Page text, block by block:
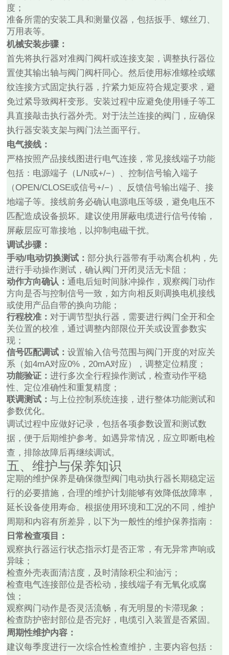
度；
准备所需的安装工具和测量仪器，包括扳手、螺丝刀、
万用表等。
机械安装步骤：
首先将执行器对准阀门阀杆或连接支架，调整执行器位
置使其输出轴与阀门阀杆同心。然后使用标准螺栓或螺
纹连接方式固定执行器，拧紧力矩应符合规定要求，避
免过紧导致阀杆变形。安装过程中应避免使用锤子等工
具直接敲击执行器外壳。对于法兰连接的阀门，应确保
执行器安装支架与阀门法兰面平行。
电气接线：
严格按照产品接线图进行电气连接，常见接线端子功能
包括：电源端子（L/N或+/−）、控制信号输入端子
（OPEN/CLOSE或信号+/−）、反馈信号输出端子、接
地端子等。接线前务必确认电源电压等级，避免电压不
匹配造成设备损坏。建议使用屏蔽电缆进行信号传输，
屏蔽层应可靠接地，以抑制电磁干扰。
调试步骤：
手动/电动切换测试：部分执行器带有手动离合机构，先
进行手动操作测试，确认阀门开闭灵活无卡阻；
动作方向确认：通电后短时间脉冲操作，观察阀门动作
方向是否与控制信号一致，如方向相反则调换电机接线
或使用产品自带的换向功能；
行程校准：对于调节型执行器，需要进行阀门全开和全
关位置的校准，通过调整内部限位开关或设置参数实
现；
信号匹配调试：设置输入信号范围与阀门开度的对应关
系（如4mA对应0%，20mA对应），调整定位精度；
功能验证：进行多次全行程操作测试，检查动作平稳
性、定位准确性和重复精度；
联调测试：与上位控制系统连接，进行整体功能测试和
参数优化。
调试过程中应做好记录，包括各项参数设置和测试数
据，便于后期维护参考。如遇异常情况，应立即断电检
查，排除故障后再继续调试。
五、维护与保养知识
定期的维护保养是确保微型阀门电动执行器长期稳定运
行的必要措施，合理的维护计划能够有效降低故障率，
延长设备使用寿命。根据使用环境和工况的不同，维护
周期和内容有所差异，以下为一般性的维护保养指南：
日常检查项目：
观察执行器运行状态指示灯是否正常，有无异常声响或
异味；
检查外壳表面清洁度，及时清除积尘和油污；
检查电气连接部位是否松动，接线端子有无氧化或腐
蚀；
观察阀门动作是否灵活流畅，有无明显的卡滞现象；
检查防护密封部位是否完好，电缆引入装置是否紧固。
周期性维护内容：
建议每季度进行一次综合性检查维护，主要内容包括：